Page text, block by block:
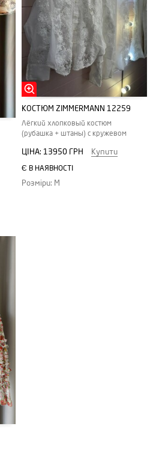
КОСТЮМ ZIMMERMANN 12259
Лёгкий хлопковый костюм
(рубашка + штаны) с кружевом
ЦІНА: 13950 ГРН Купити
Є В НАЯВНОСТІ
Розміри: M